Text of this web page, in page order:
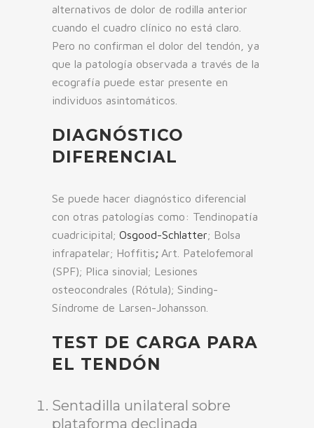
alternativos de dolor de rodilla anterior
cuando el cuadro clínico no está claro.
Pero no confirman el dolor del tendón, ya
que la patología observada a través de la
ecografía puede estar presente en
individuos asintomáticos.
DIAGNÓSTICO
DIFERENCIAL
Se puede hacer diagnóstico diferencial
con otras patologías como: Tendinopatía
cuadricipital; Osgood-Schlatter; Bolsa
infrapatelar; Hoffitis; Art. Patelofemoral
(SPF); Plica sinovial; Lesiones
osteocondrales (Rótula); Sinding-
Síndrome de Larsen-Johansson.
TEST DE CARGA PARA
EL TENDÓN
Sentadilla unilateral sobre
plataforma declinada